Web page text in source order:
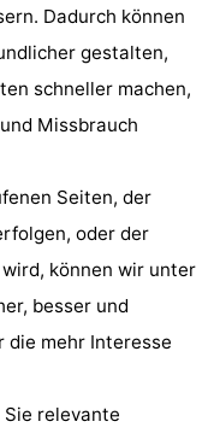
Dadurch können
gestalten,
schneller machen,
Missbrauch
Seiten, der
oder der
können wir unter
besser und
die mehr Interesse
relevante